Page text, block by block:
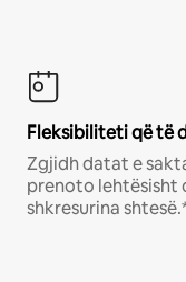
Fleksibiliteti që të
Zgjidh datat e
prenoto lehtësisht
shkresurina